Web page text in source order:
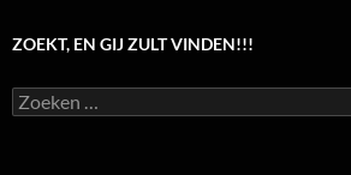
ZOEKT, EN GIJ ZULT VINDEN!!!
Zoeken
naar: